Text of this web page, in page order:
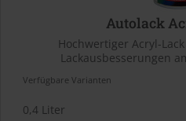
Autolack
Hochwertiger Acryl-
Lackausbesserungen
Verfügbare Varianten
0,4 Liter